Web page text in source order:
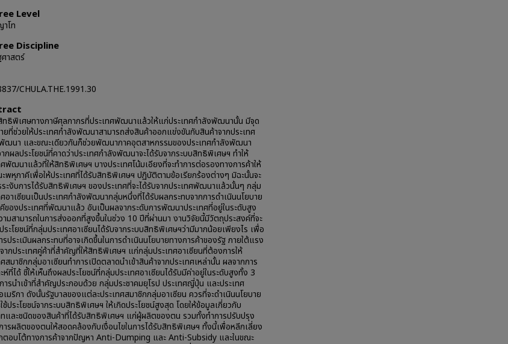
Level
โท
Discipline
ศาสตร์
CHULA.THE.1991.30
ทธิพิเศษทางภาษีศุลกากรที่ประเทศพัฒนาแล้วให้แก่ประเทศกำลังพัฒนานั้น มีจุด
ยที่ช่วยให้ประเทศกำลังพัฒนาสามารถส่งสินค้าออกแข่งขันกับสินค้าจากประเทศ
ฒนา และขณะเดียวกันก็ช่วยพัฒนาภาคอุตสาหกรรมของประเทศกำลังพัฒนา
กผลประโยชน์ที่คาดว่าประเทศกำลังพัฒนาจะได้รับจากระบบสิทธิพิเศษฯ ทำให้
ศพัฒนาแล้วที่ให้สิทธิพิเศษฯ บางประเทศโน้มเอียงที่จะทำการต่อรองทางการค้าให้
พหุภาคีเพื่อให้ประเทศที่ได้รับสิทธิพิเศษฯ ปฏิบัติตามข้อเรียกร้องต่างๆ มิฉะนั้นจะ
ระงับการได้รับสิทธิพิเศษฯ ของประเทศที่จะได้รับจากประเทศพัฒนาแล้วนั้นๆ กลุ่ม
ศอาเซียนเป็นประเทศกำลังพัฒนากลุ่มหนึ่งที่ได้รับผลกระทบจากการดำเนินนโยบาย
ของประเทศที่พัฒนาแล้ว อันเป็นผลจากระดับการพัฒนาประเทศที่อยู่ในระดับสูง
ามสามารถในการส่งออกที่สูงขึ้นในช่วง 10 ปีที่ผ่านมา งานวิจัยนี้มีวัตถุประสงค์ที่จะ
ระโยชน์ที่กลุ่มประเทศอาเซียนได้รับจากระบบสิทธิพิเศษฯว่ามีมากน้อยเพียงไร เพื่อ
รประเมินผลกระทบที่อาจเกิดขึ้นในการดำเนินนโยบายทางการค้าของรัฐ ภายใต้แรง
ากประเทศคู่ค้าที่สำคัญที่ให้สิทธิพิเศษฯ แก่กลุ่มประเทศอาเซียนที่ต้องการให้
สมาชิกกลุ่มอาเซียนทำการเปิดตลาดนำเข้าสินค้าจากประเทศเหล่านั้น ผลจากการ
ห์ที่ได้ ชี้ให้เห็นถึงผลประโยชน์ที่กลุ่มประเทศอาเซียนได้รับมีค่าอยู่ในระดับสูงทั้ง 3
ารนำเข้าที่สำคัญประกอบด้วย กลุ่มประชาคมยุโรป ประเทศญี่ปุ่น และประเทศ
เมริกา ดังนั้นรัฐบาลของแต่ละประเทศสมาชิกกลุ่มอาเซียน ควรที่จะดำเนินนโยบาย
ช้ประโยชน์จากระบบสิทธิพิเศษฯ ให้เกิดประโยชน์สูงสุด โดยให้ข้อมูลเกี่ยวกับ
ทและชนิดของสินค้าที่ได้รับสิทธิพิเศษฯ แก่ผู้ผลิตของตน รวมทั้งทำการปรับปรุง
ารผลิตของตนให้สอดคล้องกับเงื่อนไขในการได้รับสิทธิพิเศษฯ ทั้งนี้เพื่อหลีกเลี่ยง
ตอบโต้ทางการค้าจากปัญหา Anti-Dumping และ Anti-Subsidy และในขณะ